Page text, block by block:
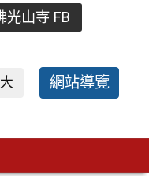
光山寺 FB
大 網站導覽